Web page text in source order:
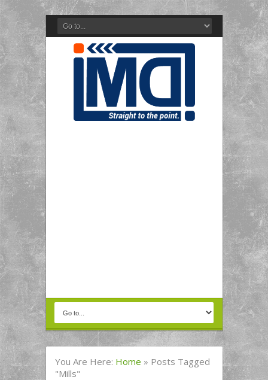
You Are Here: Home » Posts Tagged
"Mills"